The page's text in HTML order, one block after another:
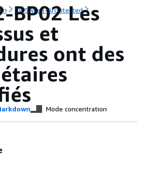
AWS Well-Architected
BP02 Les
et
ont des
Mode concentration